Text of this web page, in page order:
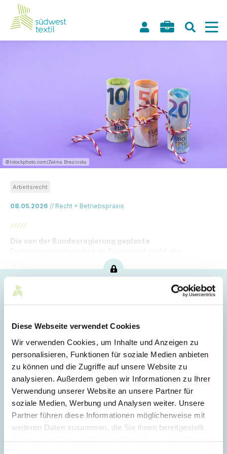
Diese Webseite verwendet Cookies
Wir verwenden Cookies, um Inhalte und Anzeigen zu
personalisieren, Funktionen für soziale Medien anbieten
zu können und die Zugriffe auf unsere Website zu
analysieren. Außerdem geben wir Informationen zu Ihrer
Verwendung unserer Website an unsere Partner für
soziale Medien, Werbung und Analysen weiter. Unsere
Partner führen diese Informationen möglicherweise mit
weiteren Daten zusammen, die Sie ihnen bereitgestellt
©Istockphoto.com/Zelma Brezinska
08.05.2026 // Recht + Betriebspraxis
Arbeitsrecht
Die von der Bundesregierung geplante
notwendige Mehrheit bekommen.
Login
Passwort